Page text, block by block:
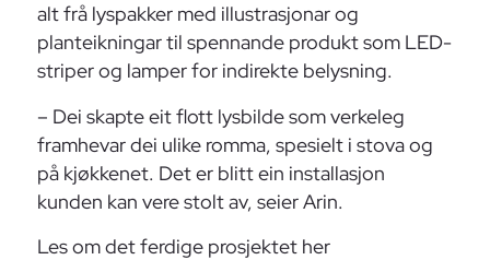
alt frå lyspakker med illustrasjonar og
planteikningar til spennande produkt som LED-
striper og lamper for indirekte belysning.
– Dei skapte eit flott lysbilde som verkeleg
framhevar dei ulike romma, spesielt i stova og
på kjøkkenet. Det er blitt ein installasjon
kunden kan vere stolt av, seier Arin.
Les om det ferdige prosjektet her